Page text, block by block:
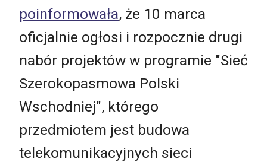
poinformowała, że 10 marca
oficjalnie ogłosi i rozpocznie drugi
nabór projektów w programie "Sieć
Szerokopasmowa Polski
Wschodniej", którego
przedmiotem jest budowa
telekomunikacyjnych sieci